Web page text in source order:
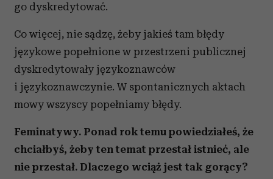
go dyskredytować.
Co więcej, nie sądzę, żeby jakieś tam błędy
językowe popełnione w przestrzeni publicznej
dyskredytowały językoznawców
i językoznawczynie. W spontanicznych aktach
mowy wszyscy popełniamy błędy.
Feminatywy. Ponad rok temu powiedziałeś, że
chciałbyś, żeby ten temat przestał istnieć, ale
nie przestał. Dlaczego wciąż jest tak gorący?